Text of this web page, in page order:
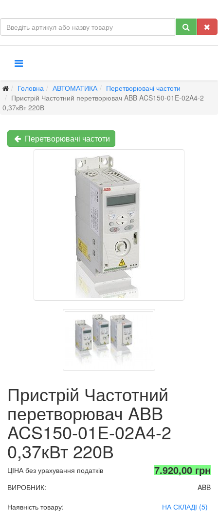
Головна АВТОМАТИКА
Перетворювачі частоти
Пристрій Частотний перетворювач ABB ACS150-01E-02A4-2
0,37кВт 220В
Перетворювачі частоти
Пристрій Частотний
перетворювач ABB
ACS150-01E-02A4-2
0,37кВт 220В
ЦІНА без урахування податків 7.920,00 грн
ВИРОБНИК:
ABB
Наявність товару:
НА СКЛАДІ (5)